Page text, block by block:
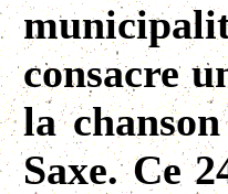
consacre
la
Saxe. Ce